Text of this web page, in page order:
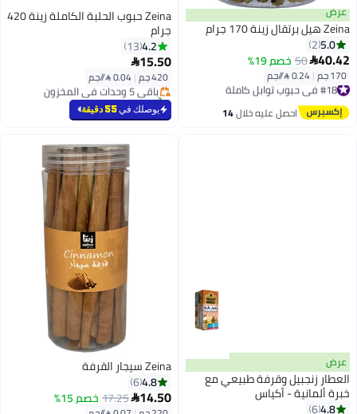
عرض
Zeina هيل برتقال زينة 170 جرام
5.0
2
40.42
50 خصم 19%
170 جم | #18 في حبوب توابل كاملة
توصيل مجاني
#18 في حبوب توابل كاملة احصل عليه خلال14
Zeina حبوب الحلبة الكاملة زينة 420
جرام
4.2
13
15.50
420 جم |باقي 5 وحدات في المخزون
تم بيع +50 مؤخرًا
باقي 5 وحدات في المخزون
يوصلك في55 دقيقة
عرض
العطار زنجبيل وقرفة طبيعي مع
خبرة ألمانية - أكياس
4.8
6
Zeina سيجار القرفة
4.8
6
14.50
17.25خصم 15%